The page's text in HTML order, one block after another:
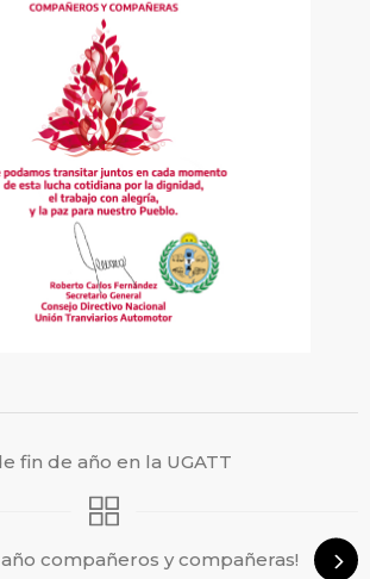
fin de año en la UGATT
compañeros y compañeras!